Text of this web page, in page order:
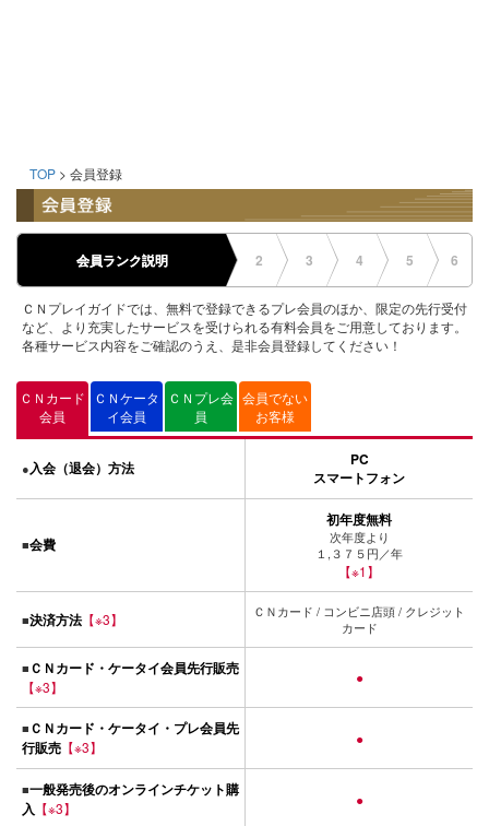
TOP > 会員登録
会員ランク説明 2 3 4 5 6
ＣＮプレイガイドでは、無料で登録できるプレ会員のほか、限定の先行受付
など、より充実したサービスを受けられる有料会員をご用意しております。
各種サービス内容をご確認のうえ、是非会員登録してください！
ＣＮカード
会員
ＣＮケータ
イ会員
ＣＮプレ会
員
会員でない
お客様
●入会（退会）方法
PC
スマートフォン
■会費
初年度無料
次年度より
１,３７５円／年
【※1】
■決済方法 【※3】
ＣＮカード / コンビニ店頭 / クレジット
カード
■ＣＮカード・ケータイ会員先行販売
【※3】
●
■ＣＮカード・ケータイ・プレ会員先
行販売 【※3】 ●
■一般発売後のオンラインチケット購
入 【※3】 ●